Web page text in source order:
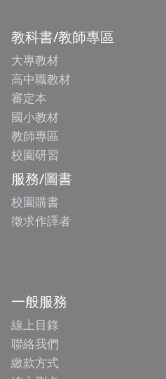
教科書/教師專區
大專教材
高中職教材
審定本
國小教材
教師專區
校園研習
服務/圖書
校園購書
徵求作譯者
一般服務
線上目錄
聯絡我們
繳款方式